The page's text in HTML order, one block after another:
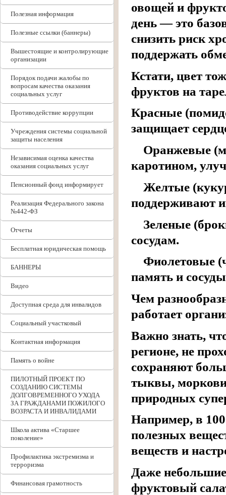
Полезная информация
Полезные ссылки (баннеры)
Вышестоящие и контролирующие
организации
Порядок подачи жалобы по
вопросам качества оказания
социальных услуг
Противодействие коррупции
Учреждения системы социальной
защиты населения
Независимая оценка качества
оказания социальных услуг
Пенсионный фонд информирует
Реализация Федерального закона
№442-ФЗ
Отчеты
Бесплатная юридическая помощь
БАННЕРЫ
Видео
Доступная среда для инвалидов
Социальный участковый
Контактная информация
Память о войне
ПИЛОТНЫЙ ПРОЕКТ ПО
СОЗДАНИЮ СИСТЕМЫ
ДОЛГОВРЕМЕННОГО УХОДА
ЗА ГРАЖДАНАМИ ПОЖИЛОГО
ВОЗРАСТА И ИНВАЛИДАМИ
Школа актива «Старшее
поколение»
Профилактика экстремизма и
терроризма
Финансовая грамотность
овощей и
день — это
снизить риск
поддержать
Кстати, цвет
фруктов на
Красные
защищает
Оранжевые
каротином,
Желтые
поддерживают
Зеленые
сосудам.
Фиолетовые
память и
Чем
работает
Важно знать,
регионе, не
сохраняют
тыквы,
природных
Например, в
полезных
веществ и
Даже
фруктовый